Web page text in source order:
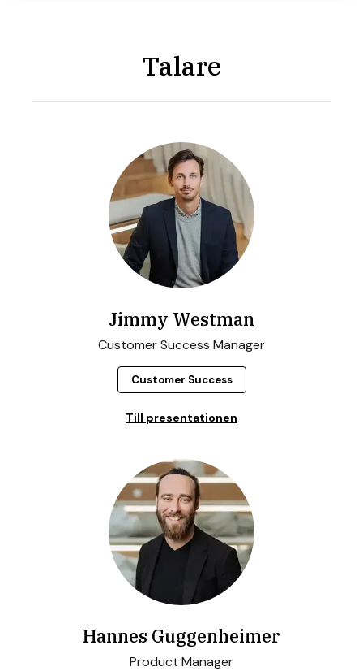
Talare
Jimmy Westman
Customer Success Manager
Customer Success
Till presentationen
Hannes Guggenheimer
Product Manager